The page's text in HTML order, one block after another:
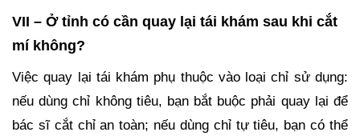
VII – Ở tỉnh có cần quay lại tái khám sau khi cắt
mí không?
Việc quay lại tái khám phụ thuộc vào loại chỉ sử dụng:
nếu dùng chỉ không tiêu, bạn bắt buộc phải quay lại để
bác sĩ cắt chỉ an toàn; nếu dùng chỉ tự tiêu, bạn có thể